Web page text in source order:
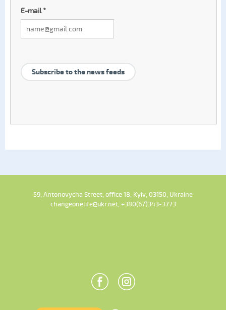
E-mail*
Subscribe to the news feeds
59, Antonovycha Street, office 18, Kyiv, 03150, Ukraine
changeonelife@ukr.net, +380(67)343-3773